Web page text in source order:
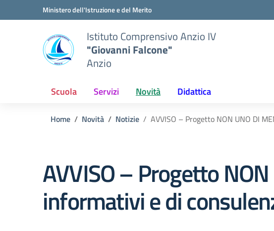
Vai ai contenuti
Vai al menu di navigazioneMinistero dell'Istruzione e del Merito
Istituto Comprensivo Anzio IV
"Giovanni Falcone"
Anzio
Scuola Servizi Novità Didattica
Home Novità Notizie AVVISO – Progetto NON UNO DI
AVVISO – Progetto
informativi e di